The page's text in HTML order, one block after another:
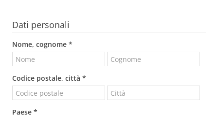
Dati personali
Nome, cognome *
Codice postale, città *
Paese *